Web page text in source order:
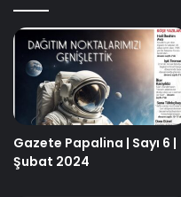
Gazete Papalina | Sayı 6 |
Şubat 2024